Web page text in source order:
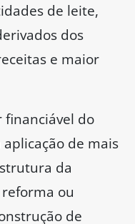
de leite,
dos
e maior
financiável do
de mais
da
ou
de